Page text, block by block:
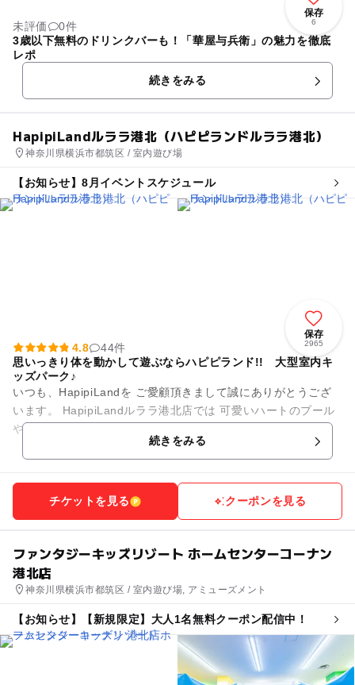
保存
6
未評価
0件
3歳以下無料のドリンクバーも！「華屋与兵衛」の魅力を徹底
レポ
続きをみる
HapipiLandルララ港北（ハピピランドルララ港北）
神奈川県横浜市都筑区 / 室内遊び場
【お知らせ】8月イベントスケジュール
保存
2965
4.8
44件
思いっきり体を動かして遊ぶならハピピランド!! 大型室内キ
ッズパーク♪
いつも、HapipiLandを ご愛顧頂きまして誠にありがとうござ
います。 HapipiLandルララ港北店では 可愛いハートのプール
や体操が出来るスペースも設置！ イベントも毎日開...
続きをみる
チケットを見る クーポンを見る
ファンタジーキッズリゾート ホームセンターコーナン
港北店
神奈川県横浜市都筑区 / 室内遊び場, アミューズメント
【お知らせ】【新規限定】大人1名無料クーポン配信中！